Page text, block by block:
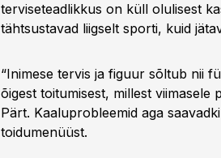
terviseteadlikkus on küll olulisest
tähtsustavad liigselt sporti, kuid
“Inimese tervis ja figuur sõltub nii
õigest toitumisest, millest viimasele
Pärt. Kaaluprobleemid aga
toidumenüüst.